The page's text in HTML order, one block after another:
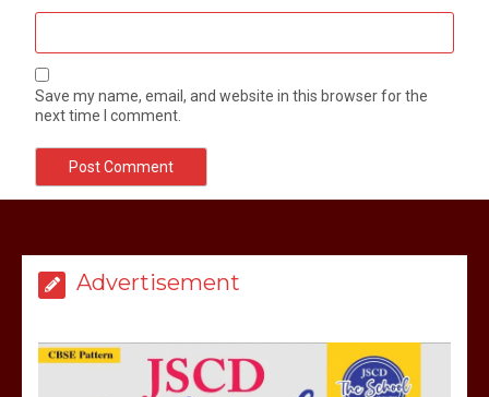
Save my name, email, and website in this browser for the
next time I comment.
Advertisement